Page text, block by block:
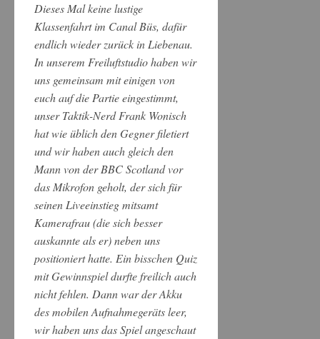
Dieses Mal keine lustige
Klassenfahrt im Canal Büs, dafür
endlich wieder zurück in Liebenau.
In unserem Freiluftstudio haben wir
uns gemeinsam mit einigen von
euch auf die Partie eingestimmt,
unser Taktik-Nerd Frank Wonisch
hat wie üblich den Gegner filetiert
und wir haben auch gleich den
Mann von der BBC Scotland vor
das Mikrofon geholt, der sich für
seinen Liveeinstieg mitsamt
Kamerafrau (die sich besser
auskannte als er) neben uns
positioniert hatte. Ein bisschen Quiz
mit Gewinnspiel durfte freilich auch
nicht fehlen. Dann war der Akku
des mobilen Aufnahmegeräts leer,
wir haben uns das Spiel angeschaut